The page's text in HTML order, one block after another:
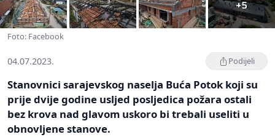
+5
Foto: Facebook
04.07.2023. Podijeli
Stanovnici sarajevskog naselja Buća Potok koji su
prije dvije godine usljed posljedica požara ostali
bez krova nad glavom uskoro bi trebali useliti u
obnovljene stanove.